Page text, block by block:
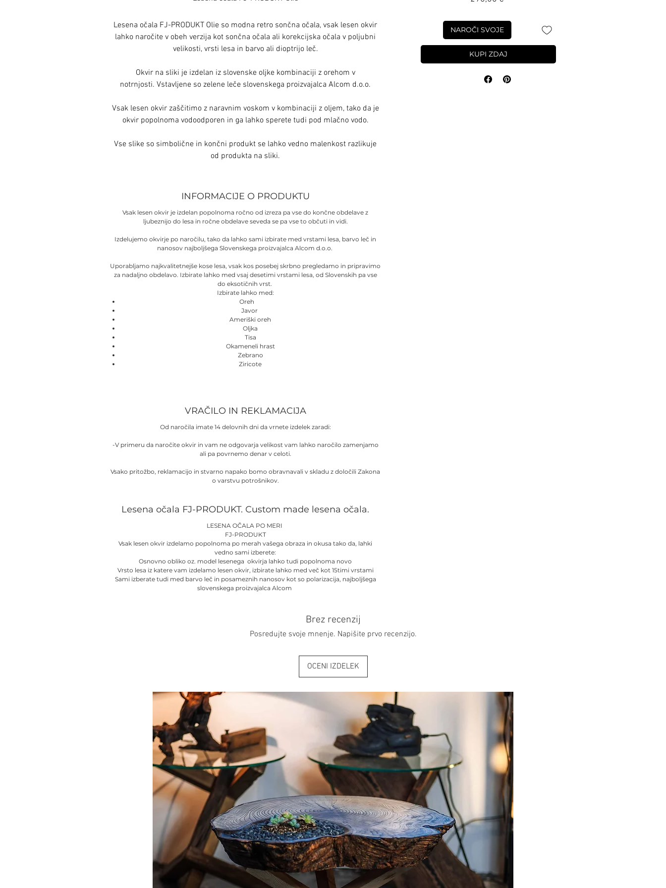
Lesena očala FJ-PRODUKT Olie so modna retro sončna očala, vsak lesen okvir
lahko naročite v obeh verzija kot sončna očala ali korekcijska očala v poljubni
velikosti, vrsti lesa in barvo ali dioptrijo leč.
Okvir na sliki je izdelan iz slovenske oljke kombinaciji z orehom v
notrnjosti. Vstavljene so zelene leče slovenskega proizvajalca Alcom d.o.o.
Vsak lesen okvir zaščitimo z naravnim voskom v kombinaciji z oljem, tako da je
okvir popolnoma vodoodporen in ga lahko sperete tudi pod mlačno vodo.
Vse slike so simbolične in končni produkt se lahko vedno malenkost razlikuje
od produkta na sliki.
INFORMACIJE O PRODUKTU
Vsak lesen okvir je izdelan popolnoma ročno od izreza pa vse do končne obdelave z
ljubeznijo do lesa in ročne obdelave seveda se pa vse to občuti in vidi.
Izdelujemo okvirje po naročilu, tako da lahko sami izbirate med vrstami lesa, barvo leč in
nanosov najboljšega Slovenskega proizvajalca Alcom d.o.o.
Uporabljamo najkvalitetnejše kose lesa, vsak kos posebej skrbno pregledamo in pripravimo
za nadaljno obdelavo. Izbirate lahko med vsaj desetimi vrstami lesa, od Slovenskih pa vse
do eksotičnih vrst.
Izbirate lahko med:
Oreh
Javor
Ameriški oreh
Oljka
Tisa
Okameneli hrast
Zebrano
Ziricote
VRAČILO IN REKLAMACIJA
Od naročila imate 14 delovnih dni da vrnete izdelek zaradi:
-V primeru da naročite okvir in vam ne odgovarja velikost vam lahko naročilo zamenjamo
ali pa povrnemo denar v celoti.
Vsako pritožbo, reklamacijo in stvarno napako bomo obravnavali v skladu z določili Zakona
o varstvu potrošnikov.
Lesena očala FJ-PRODUKT. Custom made lesena očala.
LESENA OČALA PO MERI
FJ-PRODUKT
Vsak lesen okvir izdelamo popolnoma po merah vašega obraza in okusa tako da, lahki
vedno sami izberete:
Osnovno obliko oz. model lesenega okvirja lahko tudi popolnoma novo
Vrsto lesa iz katere vam izdelamo lesen okvir, izbirate lahko med več kot 15timi vrstami
Sami izberate tudi med barvo leč in posameznih nanosov kot so polarizacija, najboljšega
slovenskega proizvajalca Alcom
NAROČI SVOJE
KUPI ZDAJ
Brez recenzij
Posredujte svoje mnenje. Napišite prvo recenzijo.
OCENI IZDELEK